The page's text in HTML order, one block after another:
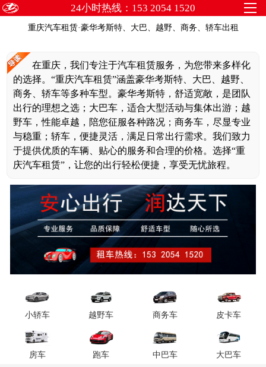
24小时热线：153 2054 1520
重庆汽车租赁·豪华考斯特、大巴、越野、商务、轿车出租
在重庆，我们专注于汽车租赁服务，为您带来多样化
的选择。“重庆汽车租赁”涵盖豪华考斯特、大巴、越野、
商务、轿车等多种车型。豪华考斯特，舒适宽敞，是团队
出行的理想之选；大巴车，适合大型活动与集体出游；越
野车，性能卓越，陪您征服各种路况；商务车，尽显专业
与稳重；轿车，便捷灵活，满足日常出行需求。我们致力
于提供优质的车辆、贴心的服务和合理的价格。选择“重
庆汽车租赁”，让您的出行轻松便捷，享受无忧旅程。
小轿车 越野车 商务车 皮卡车
房车 跑车 中巴车 大巴车